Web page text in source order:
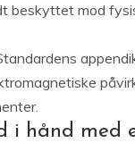
beskyttet mod
i hånd med